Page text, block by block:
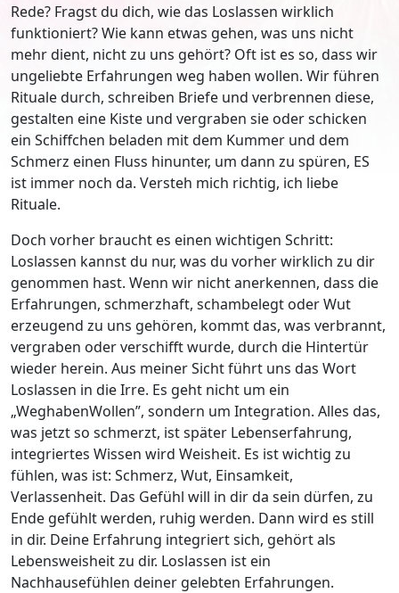
Rede? Fragst du dich, wie das Loslassen wirklich
funktioniert? Wie kann etwas gehen, was uns nicht
mehr dient, nicht zu uns gehört? Oft ist es so, dass wir
ungeliebte Erfahrungen weg haben wollen. Wir führen
Rituale durch, schreiben Briefe und verbrennen diese,
gestalten eine Kiste und vergraben sie oder schicken
ein Schiffchen beladen mit dem Kummer und dem
Schmerz einen Fluss hinunter, um dann zu spüren, ES
ist immer noch da. Versteh mich richtig, ich liebe
Rituale.
Doch vorher braucht es einen wichtigen Schritt:
Loslassen kannst du nur, was du vorher wirklich zu dir
genommen hast. Wenn wir nicht anerkennen, dass die
Erfahrungen, schmerzhaft, schambelegt oder Wut
erzeugend zu uns gehören, kommt das, was verbrannt,
vergraben oder verschifft wurde, durch die Hintertür
wieder herein. Aus meiner Sicht führt uns das Wort
Loslassen in die Irre. Es geht nicht um ein
„WeghabenWollen”, sondern um Integration. Alles das,
was jetzt so schmerzt, ist später Lebenserfahrung,
integriertes Wissen wird Weisheit. Es ist wichtig zu
fühlen, was ist: Schmerz, Wut, Einsamkeit,
Verlassenheit. Das Gefühl will in dir da sein dürfen, zu
Ende gefühlt werden, ruhig werden. Dann wird es still
in dir. Deine Erfahrung integriert sich, gehört als
Lebensweisheit zu dir. Loslassen ist ein
Nachhausefühlen deiner gelebten Erfahrungen.